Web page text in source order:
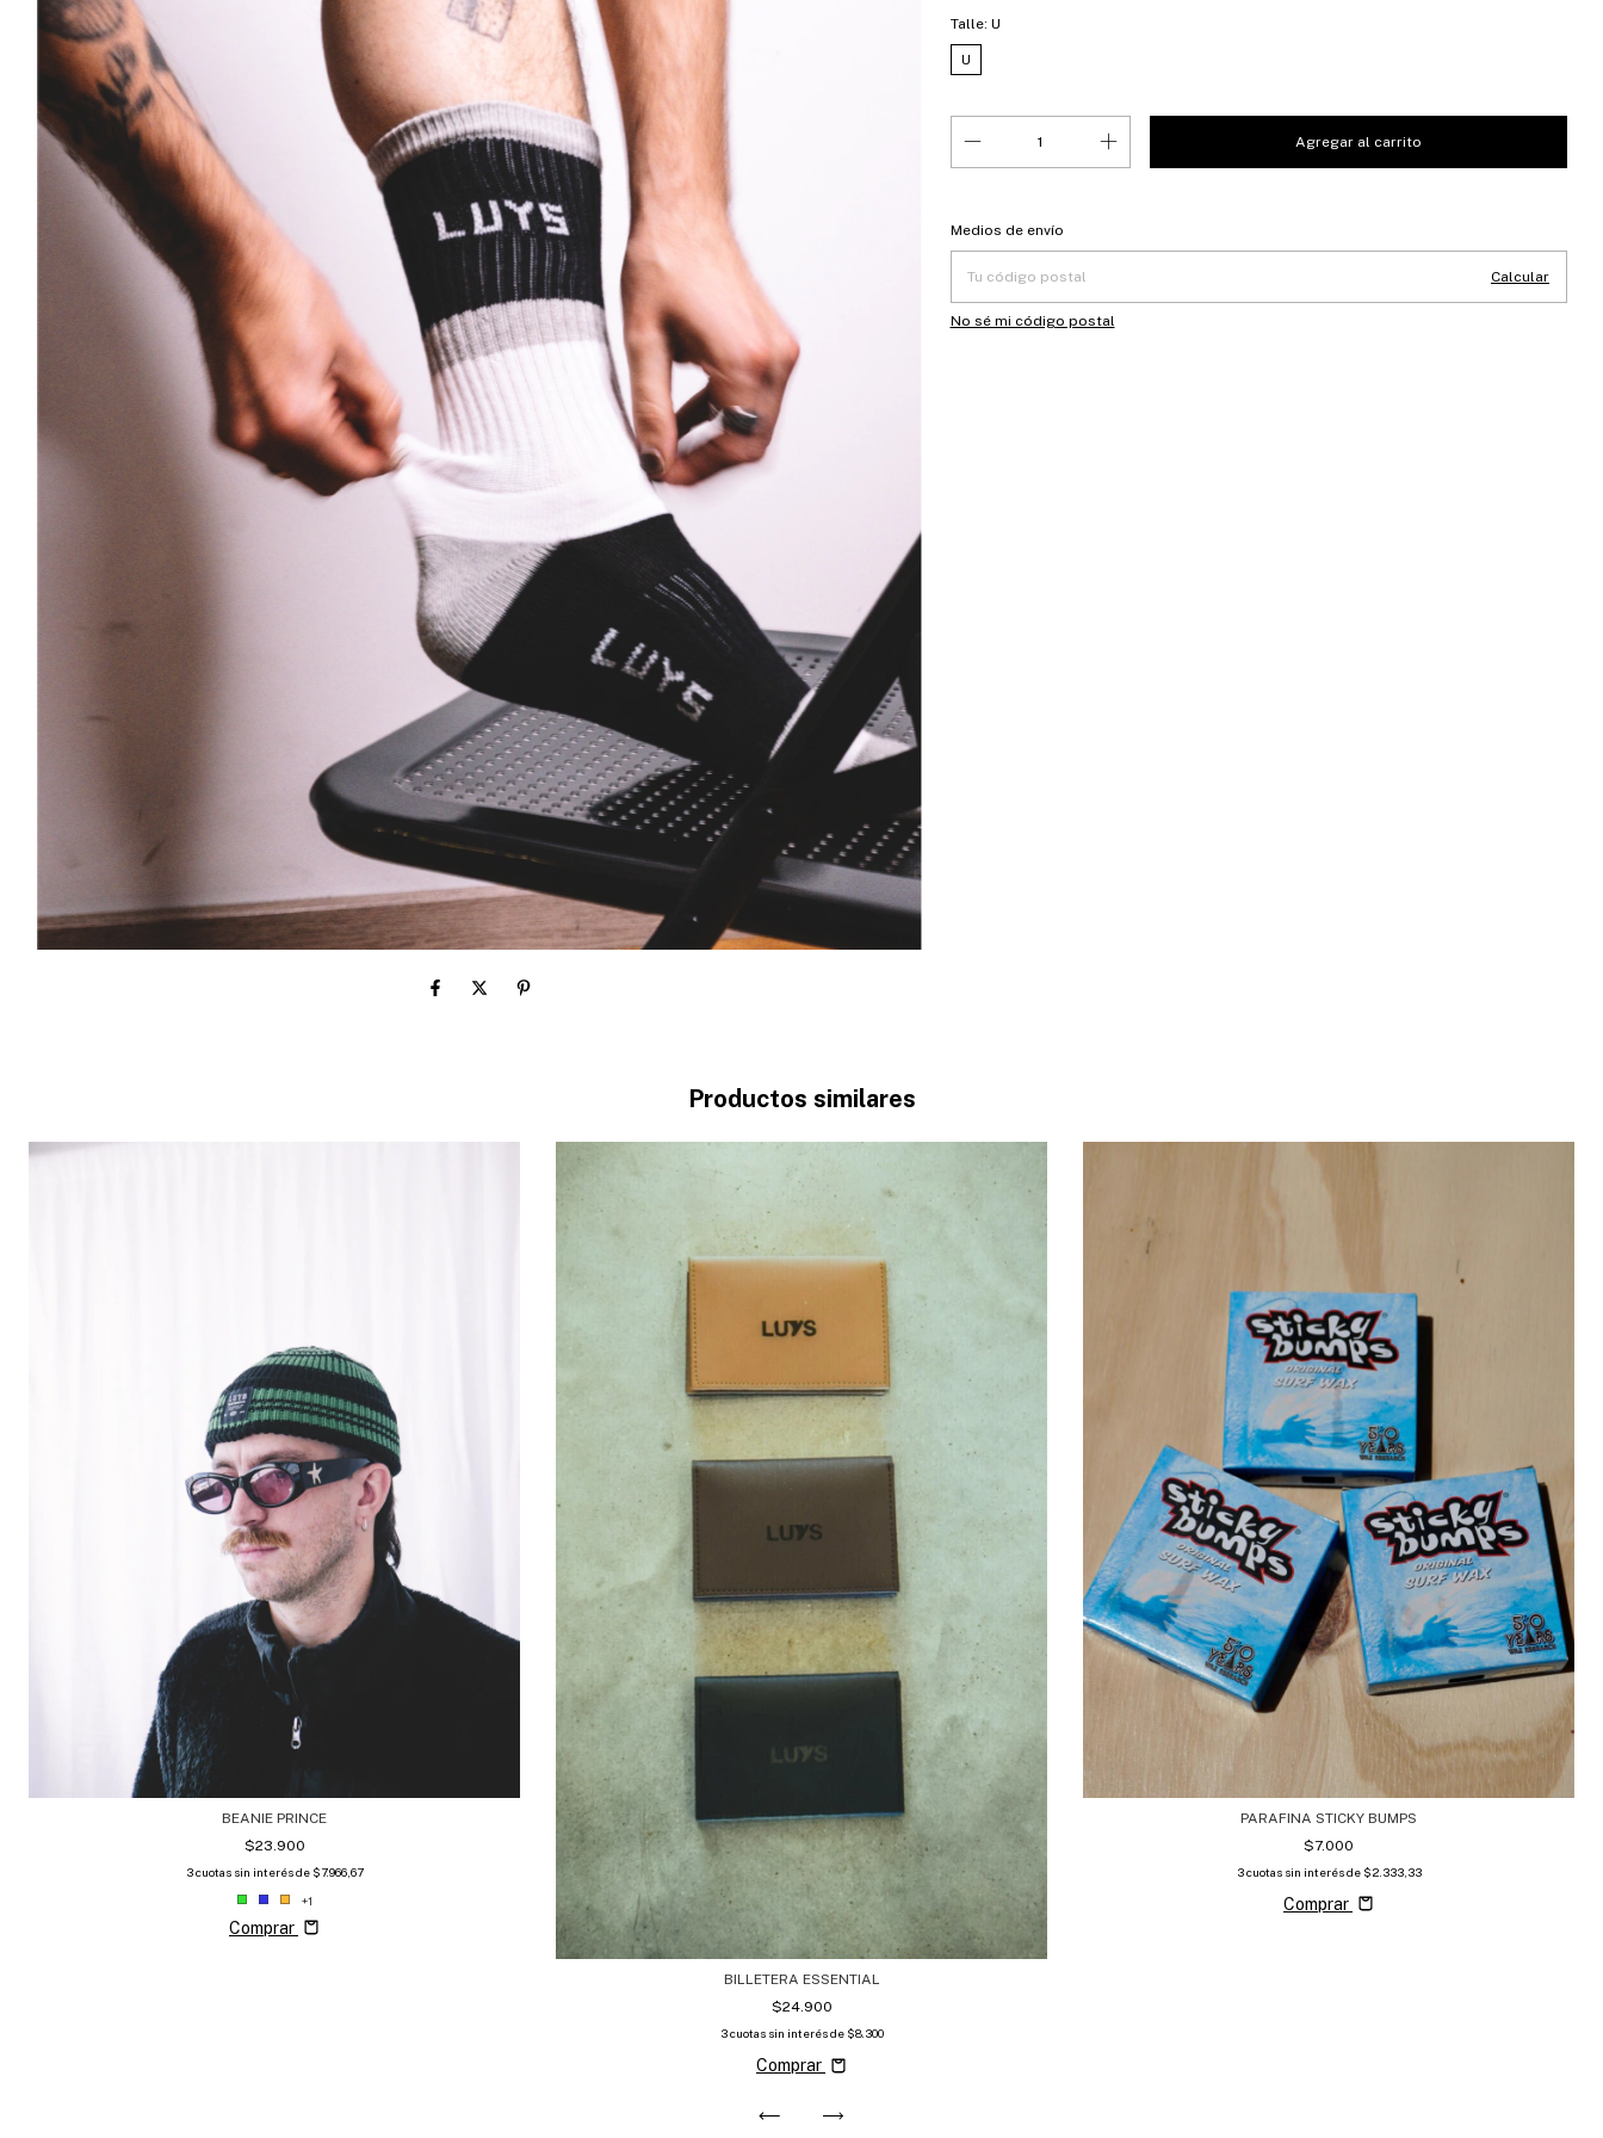
Talle: U
U
Entregas para el CP:
Medios de envío
Calcular
No sé mi código postal
Productos similares
BEANIE PRINCE
$23.900
3 cuotas sin interés de $7.966,67
+1
Comprar
BILLETERA ESSENTIAL
$24.900
3 cuotas sin interés de $8.300
Comprar
PARAFINA STICKY BUMPS
$7.000
3 cuotas sin interés de $2.333,33
Comprar